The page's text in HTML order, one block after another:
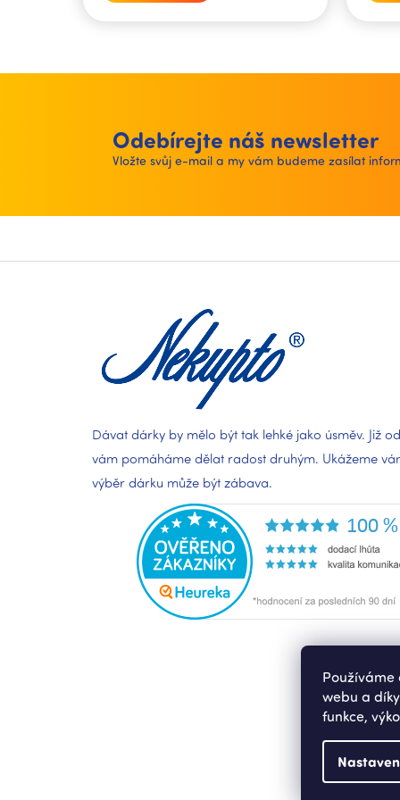
Používáme
webu a
funkce,
Odebírejte náš newsletter
Vložte svůj e-mail a my vám budeme zasílat
p
Dávat dárky by mělo být tak lehké jako úsměv. Již
vám pomáháme dělat radost druhým. Ukážeme
výběr dárku může být zábava.